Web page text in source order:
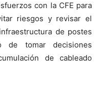
con la CFE para
riesgos y revisar el
de postes
de tomar decisiones
de cableado